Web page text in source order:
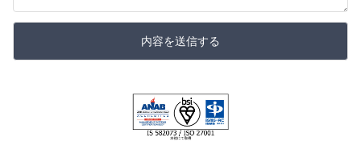
内容を送信する